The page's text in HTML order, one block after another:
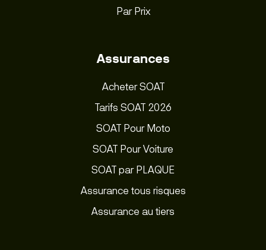
Par Prix
Assurances
Acheter SOAT
Tarifs SOAT 2026
SOAT Pour Moto
SOAT Pour Voiture
SOAT par PLAQUE
Assurance tous risques
Assurance au tiers